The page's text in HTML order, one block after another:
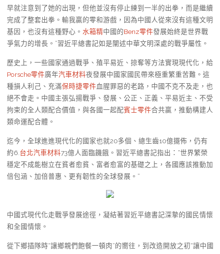
早就注意到了她的出現，但他並沒有停止練到一半的出拳，而是繼續
完成了整套出拳。輸我贏的零和游戲，因為中國人從來沒有這種文明
基因，也沒有這種野心。 水箱精中國的Benz零件發展始終是世界戰
爭氣力的增長。”習近平總書記如是闡述中華文明深處的戰爭屬性。
歷史上，一些國家通過戰爭、殖平易近、掠奪等方法實現現代化，給
Porsche零件廣年汽車材料夜發展中國家國民帶來極重繁重苦難。這
種損人利己、充滿保時捷零件血腥罪惡的老路，中國不克不及走，也
絕不會走。中國主張弘揚戰爭、發展、公正、正義、平易近主、不受
拘束的全人類配合價值，與各國一起配賓士零件合共贏，推動構建人
類命運配合體。
迄今，全球進進現代化的國家也就20多個、總生齒10億擺佈，仍有
約6. 台北汽車材料73億人面臨饑餓。習近平總書記指出：“世界繁榮
穩定不成能樹立在貧者愈貧、富者愈富的基礎之上，各國應該推動加
倍包涵、加倍普惠、更有韌性的全球發展。”
中國式現代化走戰爭發展途徑，凝結著習近平總書記深摯的國民情懷
和全國情懷。
從下鄉插隊時“讓鄉親們飽餐一頓肉”的嚮往，到改造開放之初“讓中國